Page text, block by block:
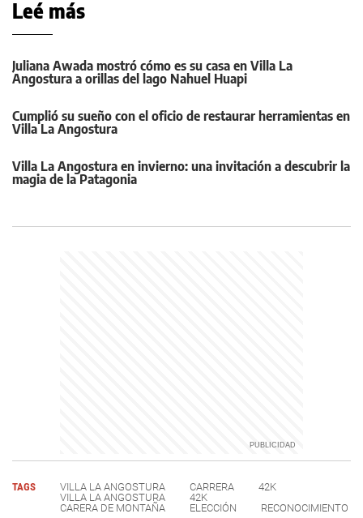
Leé más
Juliana Awada mostró cómo es su casa en Villa La
Angostura a orillas del lago Nahuel Huapi
Cumplió su sueño con el oficio de restaurar herramientas en
Villa La Angostura
Villa La Angostura en invierno: una invitación a descubrir la
magia de la Patagonia
TAGS VILLA LA ANGOSTURA CARRERA
42K
VILLA LA ANGOSTURA
42K
CARERA DE MONTAÑA
ELECCIÓN RECONOCIMIENTO